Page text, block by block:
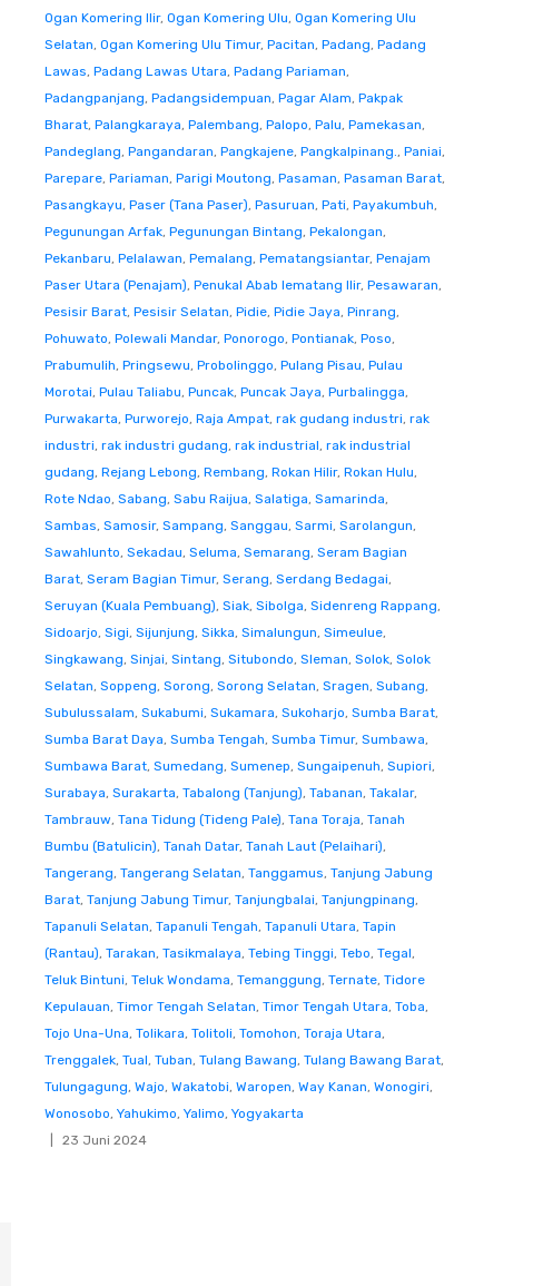
Ogan Komering Ilir, Ogan Komering Ulu, Ogan Komering Ulu
Selatan, Ogan Komering Ulu Timur, Pacitan, Padang, Padang
Lawas, Padang Lawas Utara, Padang Pariaman,
Padangpanjang, Padangsidempuan, Pagar Alam, Pakpak
Bharat, Palangkaraya, Palembang, Palopo, Palu, Pamekasan,
Pandeglang, Pangandaran, Pangkajene, Pangkalpinang., Paniai,
Parepare, Pariaman, Parigi Moutong, Pasaman, Pasaman Barat,
Pasangkayu, Paser (Tana Paser), Pasuruan, Pati, Payakumbuh,
Pegunungan Arfak, Pegunungan Bintang, Pekalongan,
Pekanbaru, Pelalawan, Pemalang, Pematangsiantar, Penajam
Paser Utara (Penajam), Penukal Abab lematang Ilir, Pesawaran,
Pesisir Barat, Pesisir Selatan, Pidie, Pidie Jaya, Pinrang,
Pohuwato, Polewali Mandar, Ponorogo, Pontianak, Poso,
Prabumulih, Pringsewu, Probolinggo, Pulang Pisau, Pulau
Morotai, Pulau Taliabu, Puncak, Puncak Jaya, Purbalingga,
Purwakarta, Purworejo, Raja Ampat, rak gudang industri, rak
industri, rak industri gudang, rak industrial, rak industrial
gudang, Rejang Lebong, Rembang, Rokan Hilir, Rokan Hulu,
Rote Ndao, Sabang, Sabu Raijua, Salatiga, Samarinda,
Sambas, Samosir, Sampang, Sanggau, Sarmi, Sarolangun,
Sawahlunto, Sekadau, Seluma, Semarang, Seram Bagian
Barat, Seram Bagian Timur, Serang, Serdang Bedagai,
Seruyan (Kuala Pembuang), Siak, Sibolga, Sidenreng Rappang,
Sidoarjo, Sigi, Sijunjung, Sikka, Simalungun, Simeulue,
Singkawang, Sinjai, Sintang, Situbondo, Sleman, Solok, Solok
Selatan, Soppeng, Sorong, Sorong Selatan, Sragen, Subang,
Subulussalam, Sukabumi, Sukamara, Sukoharjo, Sumba Barat,
Sumba Barat Daya, Sumba Tengah, Sumba Timur, Sumbawa,
Sumbawa Barat, Sumedang, Sumenep, Sungaipenuh, Supiori,
Surabaya, Surakarta, Tabalong (Tanjung), Tabanan, Takalar,
Tambrauw, Tana Tidung (Tideng Pale), Tana Toraja, Tanah
Bumbu (Batulicin), Tanah Datar, Tanah Laut (Pelaihari),
Tangerang, Tangerang Selatan, Tanggamus, Tanjung Jabung
Barat, Tanjung Jabung Timur, Tanjungbalai, Tanjungpinang,
Tapanuli Selatan, Tapanuli Tengah, Tapanuli Utara, Tapin
(Rantau), Tarakan, Tasikmalaya, Tebing Tinggi, Tebo, Tegal,
Teluk Bintuni, Teluk Wondama, Temanggung, Ternate, Tidore
Kepulauan, Timor Tengah Selatan, Timor Tengah Utara, Toba,
Tojo Una-Una, Tolikara, Tolitoli, Tomohon, Toraja Utara,
Trenggalek, Tual, Tuban, Tulang Bawang, Tulang Bawang Barat,
Tulungagung, Wajo, Wakatobi, Waropen, Way Kanan, Wonogiri,
Wonosobo, Yahukimo, Yalimo, Yogyakarta
23 Juni 2024